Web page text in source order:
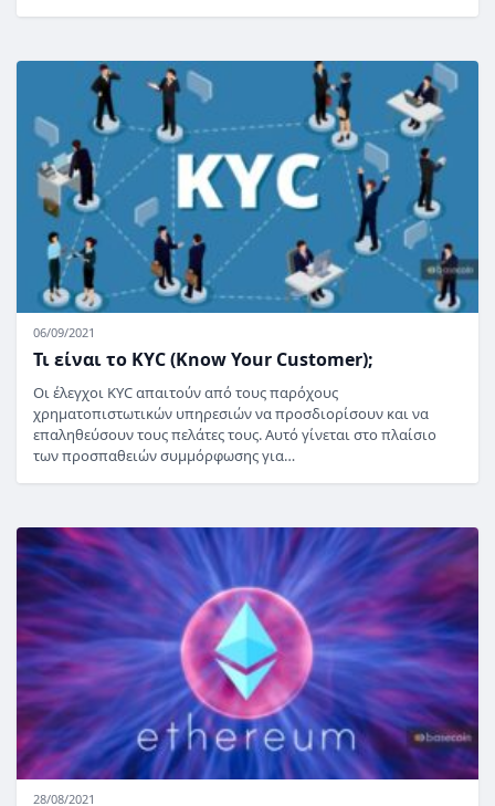
06/09/2021
Τι είναι το KYC (Know Your Customer);
Οι έλεγχοι KYC απαιτούν από τους παρόχους
χρηματοπιστωτικών υπηρεσιών να προσδιορίσουν και να
επαληθεύσουν τους πελάτες τους. Αυτό γίνεται στο πλαίσιο
των προσπαθειών συμμόρφωσης για…
28/08/2021